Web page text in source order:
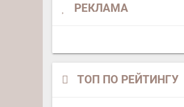
РЕКЛАМА
ТОП ПО РЕЙТИНГУ